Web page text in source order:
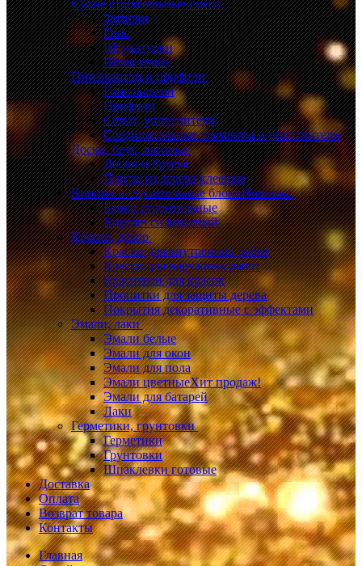
Сухие строительные смеси
Затирки
Гипс
Штукатурки
Шпаклевки
Гипсокартон и профили
Гипсокартон
Профили
Сетки, уплотнители
Соединительные элементы и уплотнители
Доски, брус, вагонка
Доски и брусья
Плиты из дерева клееные
Кирпич и строительные блокиНовинка
Блоки строительные
Кирпич силикатный
Краски, декор
Краски для внутренних работ
Краски для наружных работ
Красители для красок
Пропитки для защиты дерева
Покрытия декоративные с эффектами
Эмали, лаки
Эмали белые
Эмали для окон
Эмали для пола
Эмали цветныеХит продаж!
Эмали для батарей
Лаки
Герметики, грунтовки
Герметики
Грунтовки
Шпаклевки готовые
Доставка
Оплата
Возврат товара
Контакты
Главная